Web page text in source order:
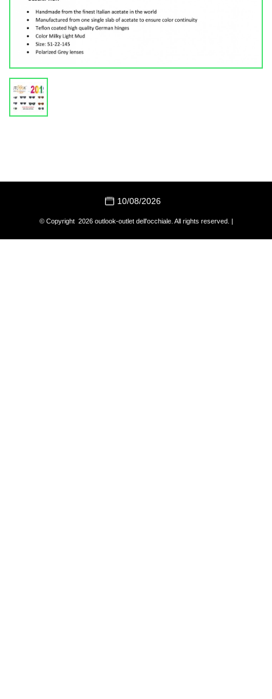
10/08/2026
© Copyright 2026 outlook-outlet dell'occhiale. All rights reserved. |